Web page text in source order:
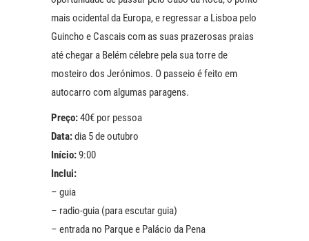
mais ocidental da Europa, e regressar a Lisboa pelo
Guincho e Cascais com as suas prazerosas praias
até chegar a Belém célebre pela sua torre de
mosteiro dos Jerónimos. O passeio é feito em
autocarro com algumas paragens.
Preço:40€ por pessoa
Data:dia 5 de outubro
Início:9:00
Inclui:
– guia
– radio-guia (para escutar guia)
– entrada no Parque e Palácio da Pena